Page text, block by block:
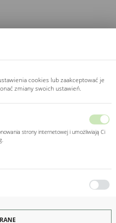
wybór. Markadekoracjeirys
cookies lub zaakceptować je
zmiany swoich ustawień.
strony internetowej i umożliwiają Ci
formularzy. Dzięki plikom